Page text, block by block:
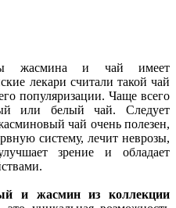
жасмина и чай имеет
лекари считали такой чай
популяризации. Чаще всего
или белый чай. Следует
чай очень полезен,
систему, лечит неврозы,
зрение и обладает
и жасмин из коллекции